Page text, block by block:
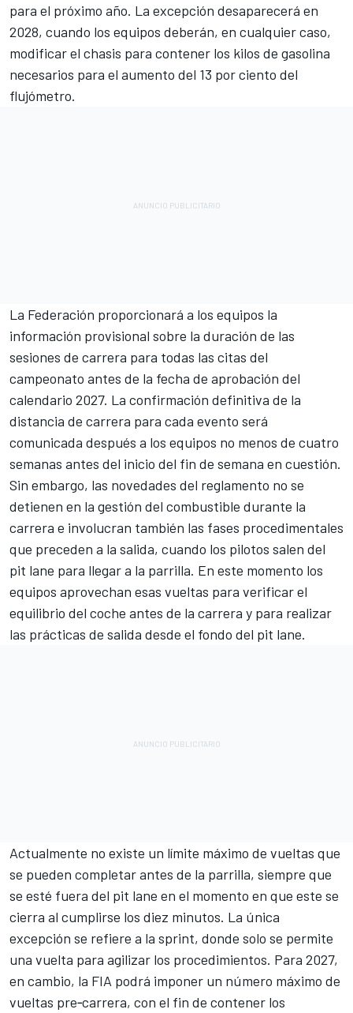
para el próximo año. La excepción desaparecerá en
2028, cuando los equipos deberán, en cualquier caso,
modificar el chasis para contener los kilos de gasolina
necesarios para el aumento del 13 por ciento del
flujómetro.
La Federación proporcionará a los equipos la
información provisional sobre la duración de las
sesiones de carrera para todas las citas del
campeonato antes de la fecha de aprobación del
calendario 2027. La confirmación definitiva de la
distancia de carrera para cada evento será
comunicada después a los equipos no menos de cuatro
semanas antes del inicio del fin de semana en cuestión.
Sin embargo, las novedades del reglamento no se
detienen en la gestión del combustible durante la
carrera e involucran también las fases procedimentales
que preceden a la salida, cuando los pilotos salen del
pit lane para llegar a la parrilla. En este momento los
equipos aprovechan esas vueltas para verificar el
equilibrio del coche antes de la carrera y para realizar
las prácticas de salida desde el fondo del pit lane.
Actualmente no existe un límite máximo de vueltas que
se pueden completar antes de la parrilla, siempre que
se esté fuera del pit lane en el momento en que este se
cierra al cumplirse los diez minutos. La única
excepción se refiere a la sprint, donde solo se permite
una vuelta para agilizar los procedimientos. Para 2027,
en cambio, la FIA podrá imponer un número máximo de
vueltas pre‑carrera, con el fin de contener los